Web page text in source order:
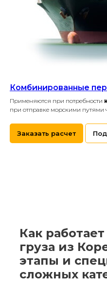
Комбинированные
Применяются при потребности
при отправке морскими путями
Заказать расчет
Как
груза из
этапы и
сложных